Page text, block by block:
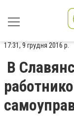
17:31, 9 грудня 2016 р.
В